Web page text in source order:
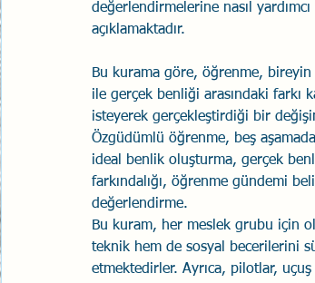
değerlendirmelerine nasıl
açıklamaktadır.
Bu kurama göre, öğrenme,
ile gerçek benliği arasındaki farkı
isteyerek gerçekleştirdiği bir
Özgüdümlü öğrenme, beş
ideal benlik oluşturma, gerçek
farkındalığı, öğrenme gündemi
değerlendirme.
Bu kuram, her meslek grubu için
teknik hem de sosyal becerilerini
etmektedirler. Ayrıca, pilotlar,